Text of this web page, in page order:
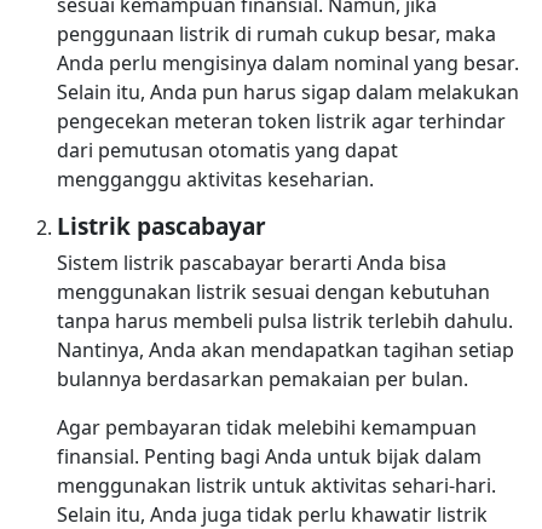
penggunaan listrik di rumah cukup besar, maka
Anda perlu mengisinya dalam nominal yang besar.
Selain itu, Anda pun harus sigap dalam melakukan
pengecekan meteran token listrik agar terhindar
dari pemutusan otomatis yang dapat
mengganggu aktivitas keseharian.
Listrik pascabayar
Sistem listrik pascabayar berarti Anda bisa
menggunakan listrik sesuai dengan kebutuhan
tanpa harus membeli pulsa listrik terlebih dahulu.
Nantinya, Anda akan mendapatkan tagihan setiap
bulannya berdasarkan pemakaian per bulan.
Agar pembayaran tidak melebihi kemampuan
finansial. Penting bagi Anda untuk bijak dalam
menggunakan listrik untuk aktivitas sehari-hari.
Selain itu, Anda juga tidak perlu khawatir listrik